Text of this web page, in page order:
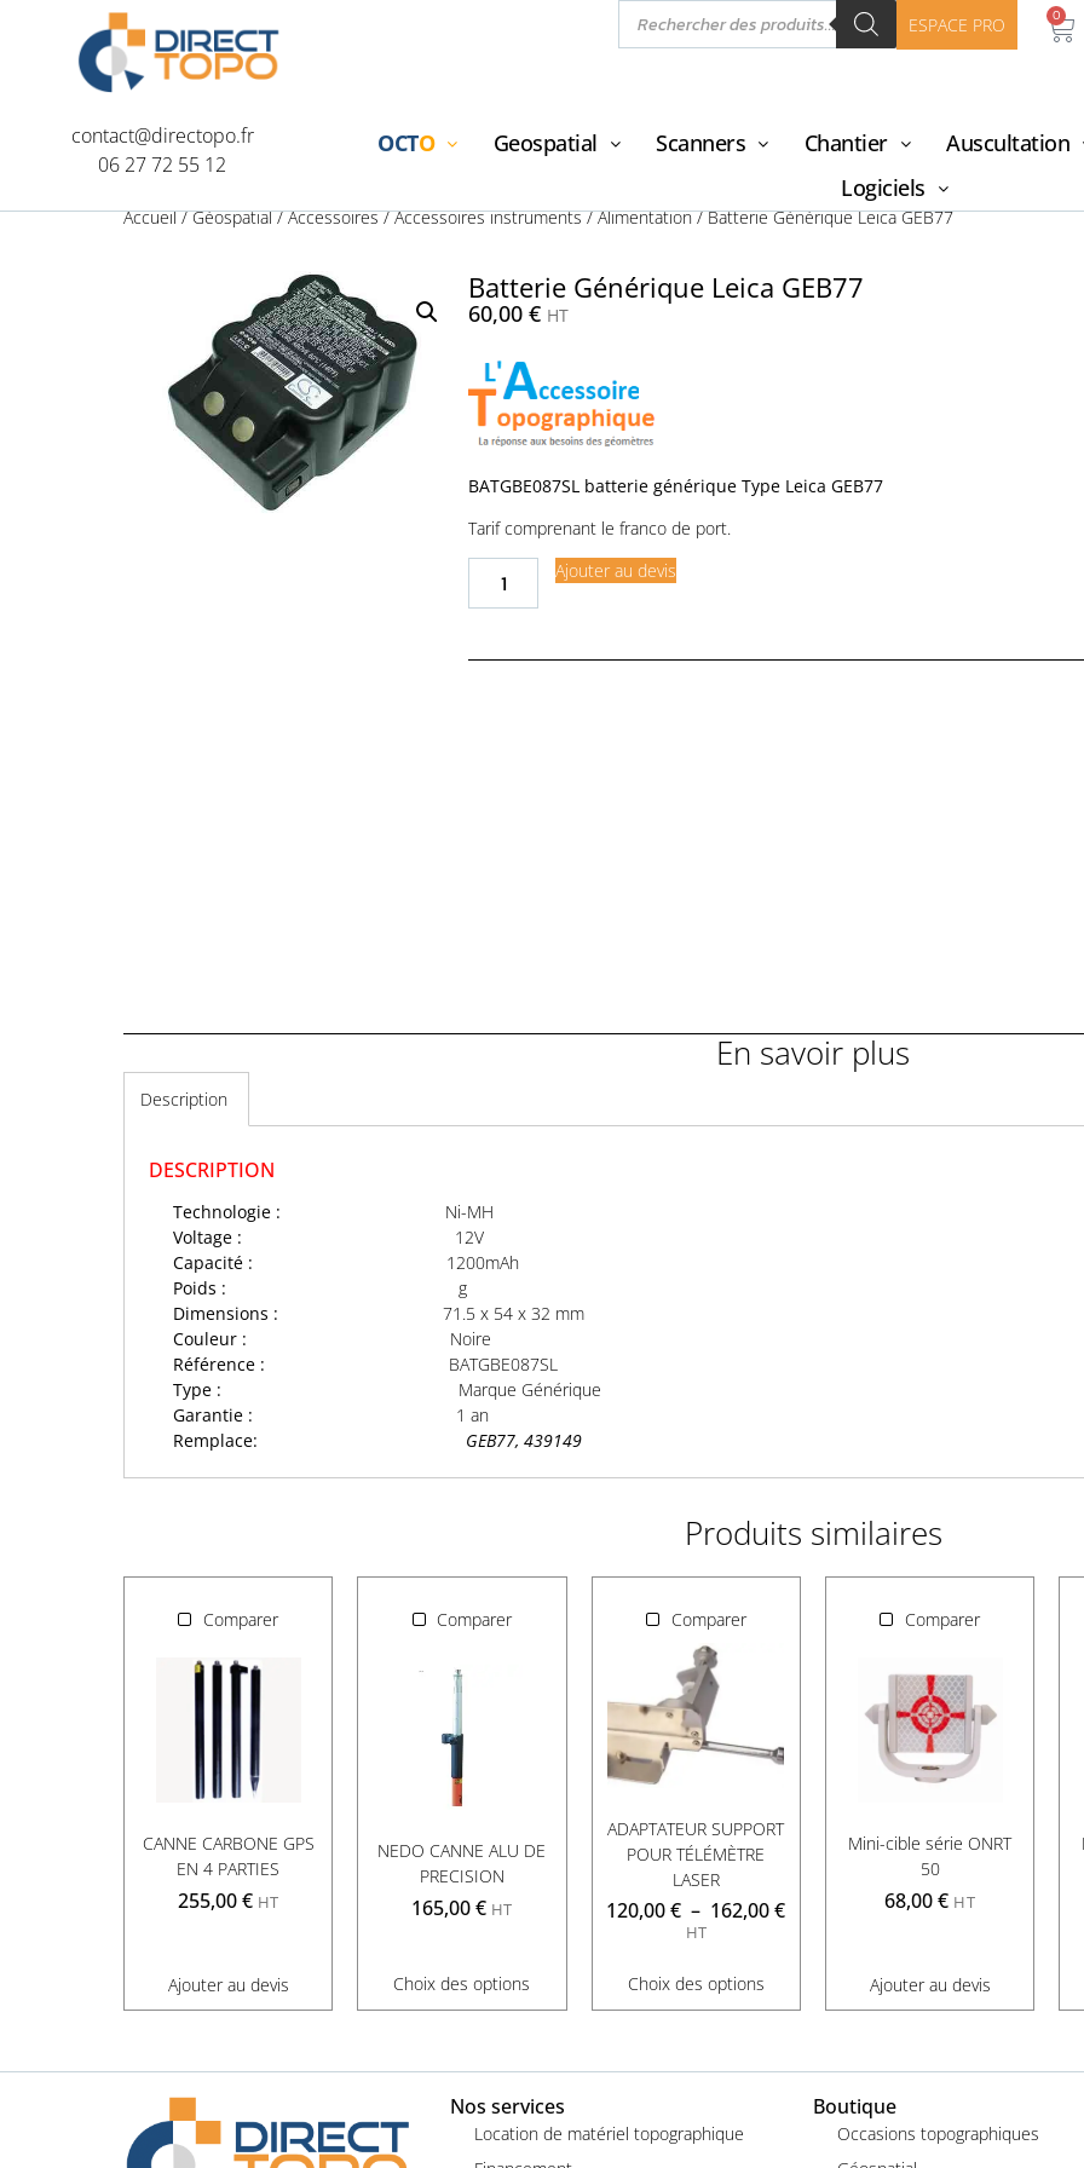
ESPACE PRO 0
contact@directopo.fr
06 27 72 55 12
OCTO Geospatial Scanners Chantier Auscultation
Logiciels
Accueil/Géospatial/Accessoires/Accessoires instruments/Alimentation/ Batterie Générique Leica GEB77
Batterie Générique Leica GEB77
60,00 € HT
BATGBE087SL batterie générique Type Leica GEB77
Tarif comprenant le franco de port.
Ajouter au devis
En savoir plus
Description
DESCRIPTION
Technologie : Ni-MH
Voltage : 12V
Capacité : 1200mAh
Poids : g
Dimensions : 71.5 x 54 x 32 mm
Couleur : Noire
Référence : BATGBE087SL
Type : Marque Générique
Garantie : 1 an
Remplace:
GEB77, 439149
Produits similaires
Comparer
CANNE CARBONE GPS
EN 4 PARTIES
255,00€ HT
Ajouter au devis
Comparer
NEDO CANNE ALU DE
PRECISION
165,00€ HT
Choix des options
Comparer
ADAPTATEUR SUPPORT
POUR TÉLÉMÈTRE
LASER
120,00€ – 162,00€
HT
Choix des options
Comparer
Mini-cible série ONRT
50
68,00€ HT
Ajouter au devis
Nos services
Location de matériel topographique
Boutique
Occasions topographiques